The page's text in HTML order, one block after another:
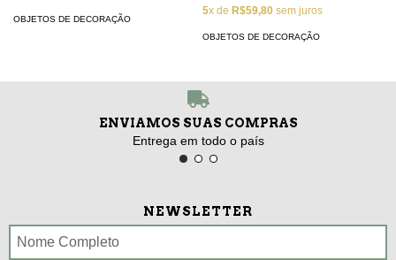
OBJETOS DE DECORAÇÃO
5x de R$59,80 sem juros
OBJETOS DE DECORAÇÃO
ENVIAMOS SUAS COMPRAS
Entrega em todo o país
NEWSLETTER